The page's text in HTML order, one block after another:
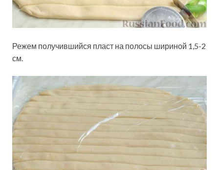
Режем получившийся пласт на полосы шириной 1,5-2
см.